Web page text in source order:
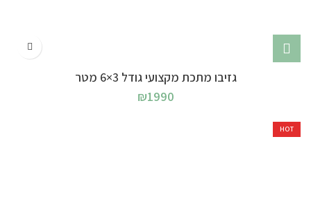
גזיבו מתכת מקצועי גודל 3×6 מטר
₪1990
HOT